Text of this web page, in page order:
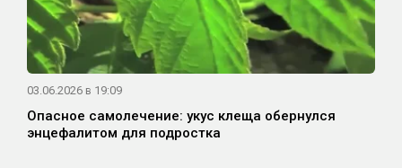
03.06.2026 в 19:09
Опасное самолечение: укус клеща обернулся
энцефалитом для подростка